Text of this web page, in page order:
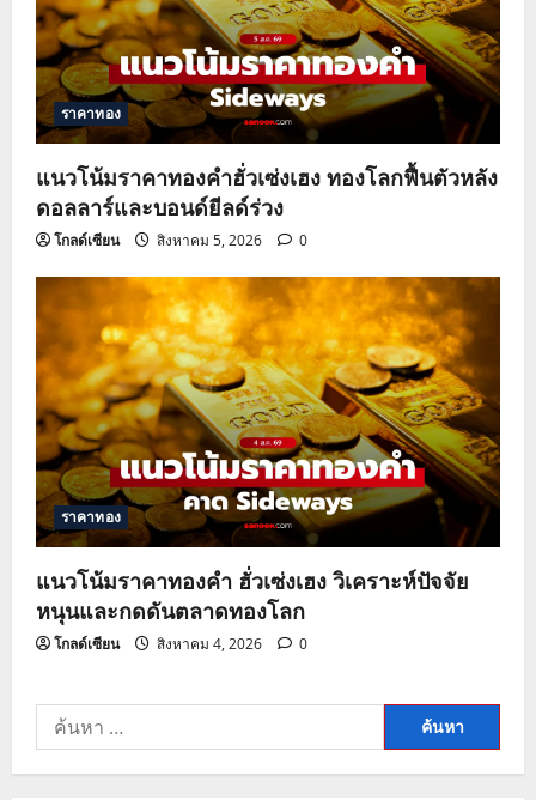
ราคาทอง
แนวโน้มราคาทองคำฮั่วเซ่งเฮง ทองโลกฟื้นตัวหลัง
ดอลลาร์และบอนด์ยีลด์ร่วง
โกลด์เซียน สิงหาคม 5, 2026 0
ราคาทอง
แนวโน้มราคาทองคำ ฮั่วเซ่งเฮง วิเคราะห์ปัจจัย
หนุนและกดดันตลาดทองโลก
โกลด์เซียน สิงหาคม 4, 2026 0
ค้นหา
สำหรับ: